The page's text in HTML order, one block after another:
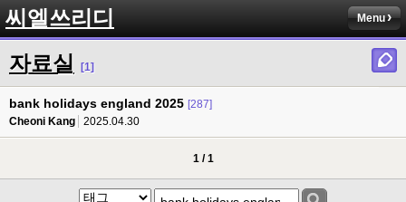
씨엘쓰리디 Menu
자료실 [1]
bank holidays england 2025 [287]
Cheoni Kang
2025.04.30
1 / 1